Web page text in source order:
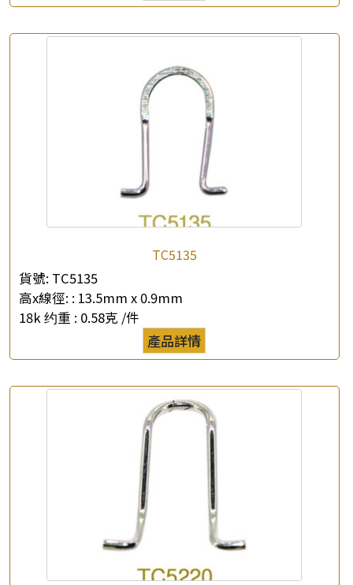
查詢以下產品
TC5135
貨號: TC5135
高x線徑: : 13.5mm x 0.9mm
18k 约重 : 0.58克 /件
產品詳情